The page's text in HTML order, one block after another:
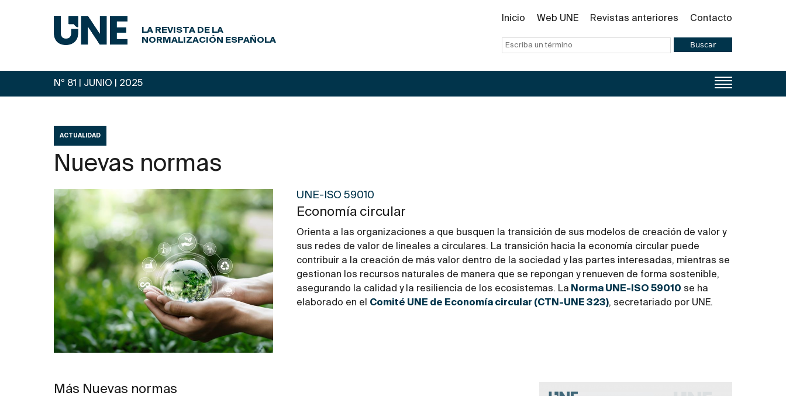
LA REVISTA DE LA
NORMALIZACIÓN ESPAÑOLA
Inicio Web UNE Revistas anteriores Contacto
Buscar
Nº 81 | JUNIO | 2025
ACTUALIDAD
Nuevas normas
UNE-ISO 59010
Economía circular
Orienta a las organizaciones a que busquen la transición de sus modelos de creación de valor y
sus redes de valor de lineales a circulares. La transición hacia la economía circular puede
contribuir a la creación de más valor dentro de la sociedad y las partes interesadas, mientras se
gestionan los recursos naturales de manera que se repongan y renueven de forma sostenible,
asegurando la calidad y la resiliencia de los ecosistemas. La Norma UNE-ISO 59010 se ha
elaborado en el Comité UNE de Economía circular (CTN-UNE 323), secretariado por UNE.
Más Nuevas normas